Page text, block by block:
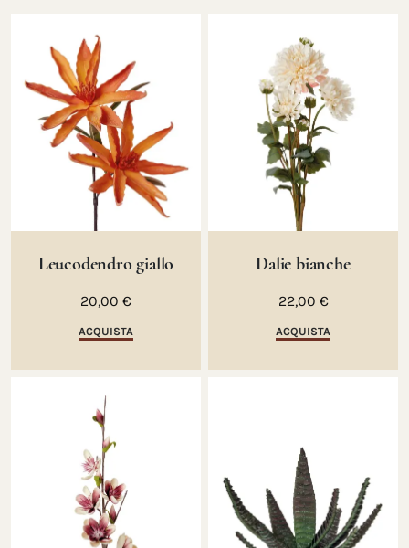
Leucodendro giallo
20,00 €
ACQUISTA
Dalie bianche
22,00 €
ACQUISTA